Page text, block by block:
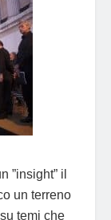
”insight” il
un terreno
temi che